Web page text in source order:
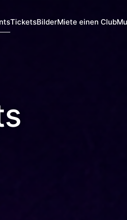
TicketsBilderMiete einen Club